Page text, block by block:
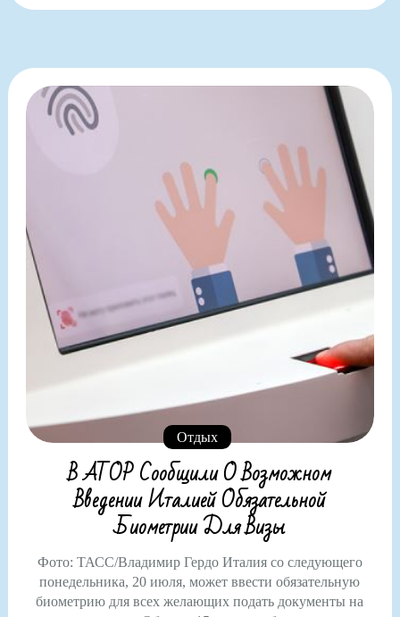
Отдых
В АТОР Сообщили О Возможном
Введении Италией Обязательной
Биометрии Для Визы
Фото: ТАСС/Владимир Гердо Италия со следующего
понедельника, 20 июля, может ввести обязательную
биометрию для всех желающих подать документы на